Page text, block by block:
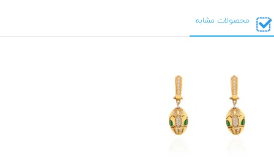
محصولات مشابه